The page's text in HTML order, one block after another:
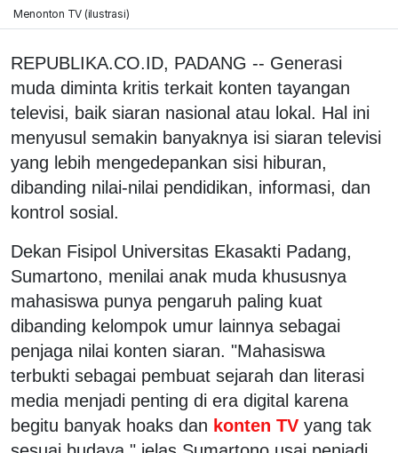
Menonton TV (ilustrasi)
REPUBLIKA.CO.ID, PADANG -- Generasi
muda diminta kritis terkait konten tayangan
televisi, baik siaran nasional atau lokal. Hal ini
menyusul semakin banyaknya isi siaran televisi
yang lebih mengedepankan sisi hiburan,
dibanding nilai-nilai pendidikan, informasi, dan
kontrol sosial.
Dekan Fisipol Universitas Ekasakti Padang,
Sumartono, menilai anak muda khususnya
mahasiswa punya pengaruh paling kuat
dibanding kelompok umur lainnya sebagai
penjaga nilai konten siaran. "Mahasiswa
terbukti sebagai pembuat sejarah dan literasi
media menjadi penting di era digital karena
begitu banyak hoaks dan konten TV yang tak